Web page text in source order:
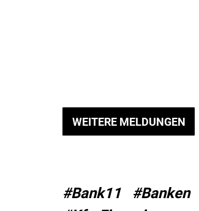
WEITERE MELDUNGEN
#Bank11 #Banken